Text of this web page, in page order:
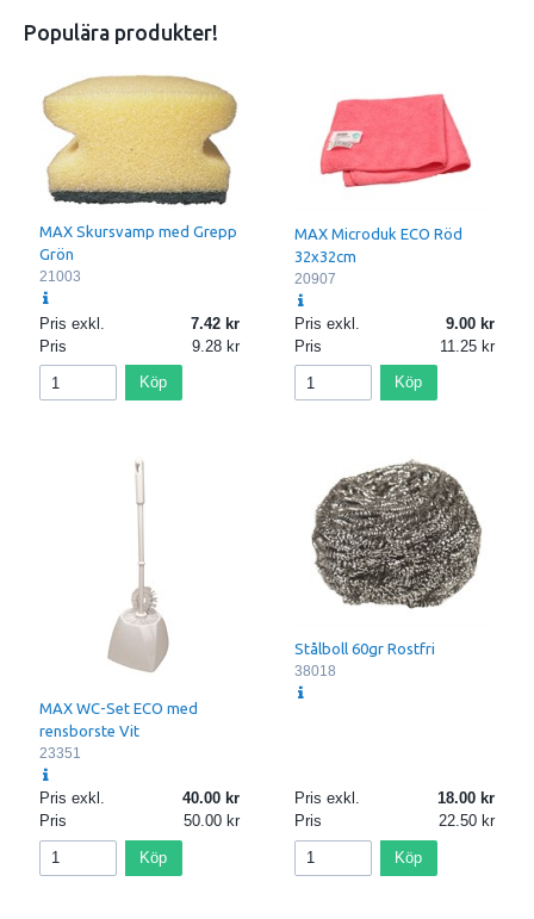
Populära produkter!
MAX Skursvamp med Grepp
Grön
21003
Pris exkl.
7.42
Pris
9.28
Köp
MAX Microduk ECO Röd
32x32cm
20907
Pris exkl.
9.00
Pris
11.25
Köp
MAX WC-Set ECO med
rensborste Vit
23351
Pris exkl.
40.00
Pris
50.00
Köp
Stålboll 60gr Rostfri
38018
Pris exkl.
18.00
Pris
22.50
Köp